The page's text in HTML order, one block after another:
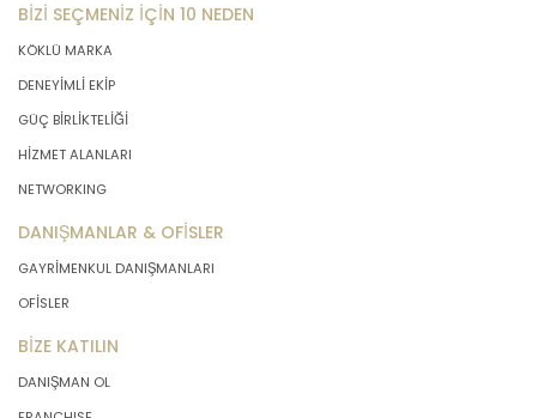
BİZİ SEÇMENİZ İÇİN 10 NEDEN
KÖKLÜ MARKA
DENEYİMLİ EKİP
GÜÇ BİRLİKTELİĞİ
HİZMET ALANLARI
NETWORKING
DANIŞMANLAR & OFİSLER
GAYRİMENKUL DANIŞMANLARI
OFİSLER
BİZE KATILIN
DANIŞMAN OL